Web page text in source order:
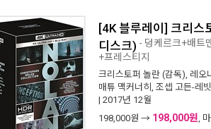
[4K 블루레이] 크리스
디스크) - 덩케르크+배트
+프레스티지
크리스토퍼 놀란 (감독), 레오
매튜 맥커너히 조셉 고든-레빗
| 2017년 12월
198,000원 → 198,000원 ,